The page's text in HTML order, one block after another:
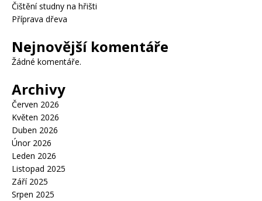
Čištění studny na hřišti
Příprava dřeva
Nejnovější komentáře
Žádné komentáře.
Archivy
Červen 2026
Květen 2026
Duben 2026
Únor 2026
Leden 2026
Listopad 2025
Září 2025
Srpen 2025